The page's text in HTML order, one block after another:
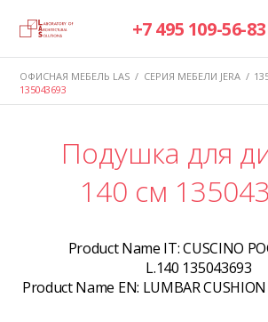
+7 495 109-56-83
ОФИСНАЯ МЕБЕЛЬ LAS / СЕРИЯ МЕБЕЛИ JERA /
135043693
Подушка для
140 см
Product Name IT:CUSCINO
L.140 135043693
Product Name EN: LUMBAR